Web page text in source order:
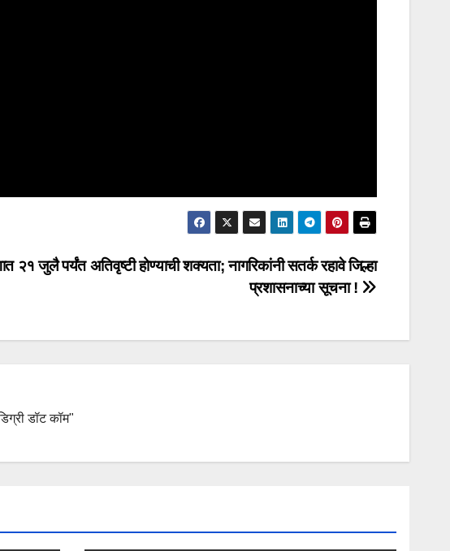
२१ जुलै पर्यंत अतिवृष्टी होण्याची शक्यता; नागरिकांनी सतर्क रहावे जिल्हा
प्रशासनाच्या सूचना !
डॉट कॉम"